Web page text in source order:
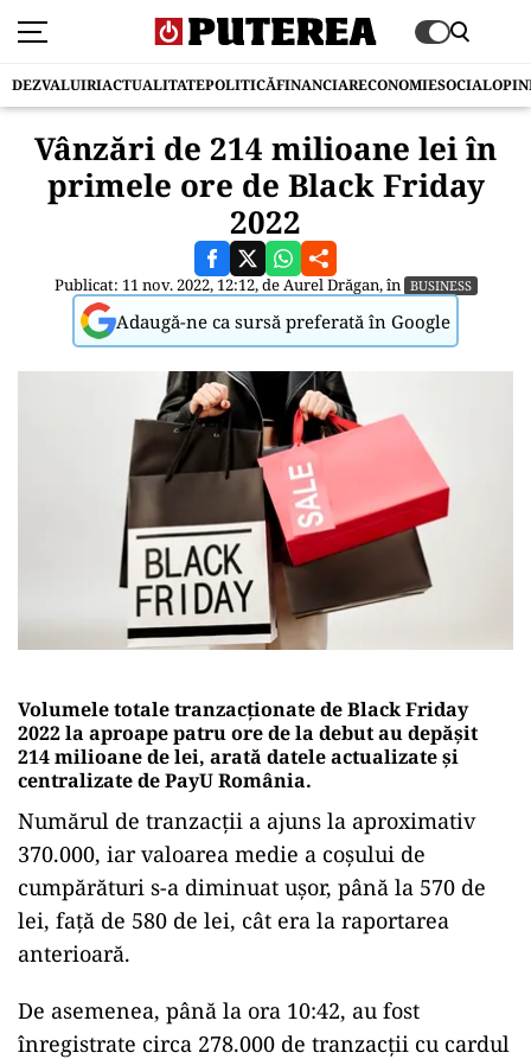
DEZVALUIRIACTUALITATEPOLITICĂFINANCIARECONOMIESOCIAL
Vânzări de 214 milioane lei în
primele ore de Black Friday
2022
Publicat: 11 nov. 2022, 12:12, deAurel Drăgan, în BUSINESS
Adaugă-ne ca sursă preferată în Google
Volumele totale tranzacţionate de Black Friday
2022 la aproape patru ore de la debut au depăşit
214 milioane de lei, arată datele actualizate şi
centralizate de PayU România.
Numărul de tranzacţii a ajuns la aproximativ
370.000, iar valoarea medie a coşului de
cumpărături s-a diminuat uşor, până la 570 de
lei, faţă de 580 de lei, cât era la raportarea
anterioară.
De asemenea, până la ora 10:42, au fost
înregistrate circa 278.000 de tranzacţii cu cardul